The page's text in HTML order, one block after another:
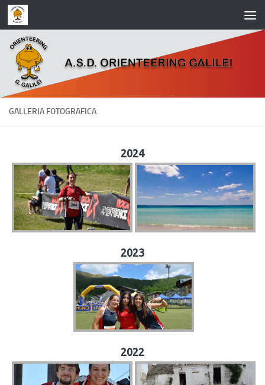
Salta al contenuto
GALLERIA FOTOGRAFICA
2024
2023
2022